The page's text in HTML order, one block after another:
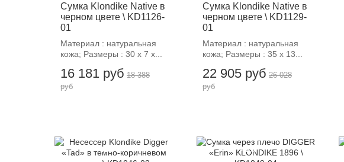
Сумка Klondike Native в
черном цвете \ KD1126-
01
Материал : натуральная
кожа; Размеры : 30 х 7 х...
16 181 руб 18 388
руб
Сумка Klondike Native в
черном цвете \ KD1129-
01
Материал : натуральная
кожа; Размеры : 35 х 13...
22 905 руб 26 028
руб
-12% -12%